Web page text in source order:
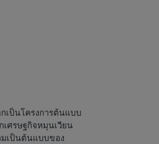
เป็นโครงการต้นแบบ
ศรษฐกิจหมุนเวียน
มเป็นต้นแบบของ